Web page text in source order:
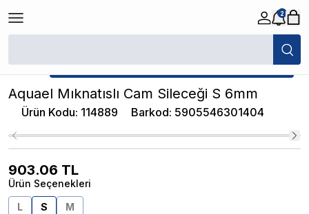
2
/ Aquael Mıknatıslı Cam Sileceği S 6mm
★ Atakan Petshop, Aquael yetkili satıcısıdır.
Aquael Mıknatıslı Cam Sileceği S 6mm
Ürün Kodu: 114889 Barkod: 5905546301404
903.06 TL
Ürün Seçenekleri
L
S M